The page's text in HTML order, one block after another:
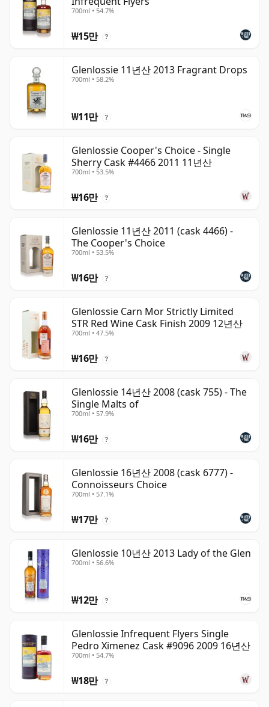
700ml • 54.7%
₩15만 ?
Glenlossie 11년산 2013 Fragrant Drops
700ml • 58.2%
₩11만 ?
Glenlossie Cooper's Choice - Single
Sherry Cask #4466 2011 11년산
700ml • 53.5%
₩16만 ?
Glenlossie 11년산 2011 (cask 4466) -
The Cooper's Choice
700ml • 53.5%
₩16만 ?
Glenlossie Carn Mor Strictly Limited
STR Red Wine Cask Finish 2009 12년산
700ml • 47.5%
₩16만 ?
Glenlossie 14년산 2008 (cask 755) - The
Single Malts of
700ml • 57.9%
₩16만 ?
Glenlossie 16년산 2008 (cask 6777) -
Connoisseurs Choice
700ml • 57.1%
₩17만 ?
Glenlossie 10년산 2013 Lady of the Glen
700ml • 56.6%
₩12만 ?
Glenlossie Infrequent Flyers Single
Pedro Ximenez Cask #9096 2009 16년산
700ml • 54.7%
₩18만 ?